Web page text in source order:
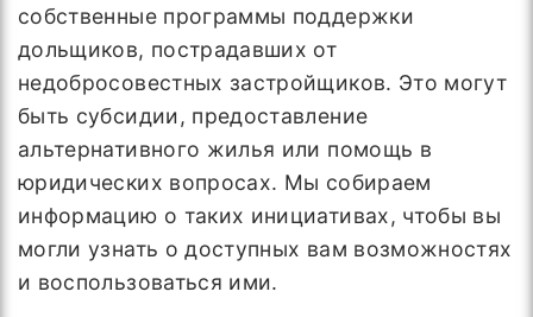
собственные программы поддержки
дольщиков, пострадавших от
недобросовестных застройщиков. Это могут
быть субсидии, предоставление
альтернативного жилья или помощь в
юридических вопросах. Мы собираем
информацию о таких инициативах, чтобы вы
могли узнать о доступных вам возможностях
и воспользоваться ими.